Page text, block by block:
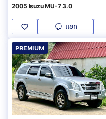
2005 Isuzu MU-7 3.0
แชท
PREMIUM